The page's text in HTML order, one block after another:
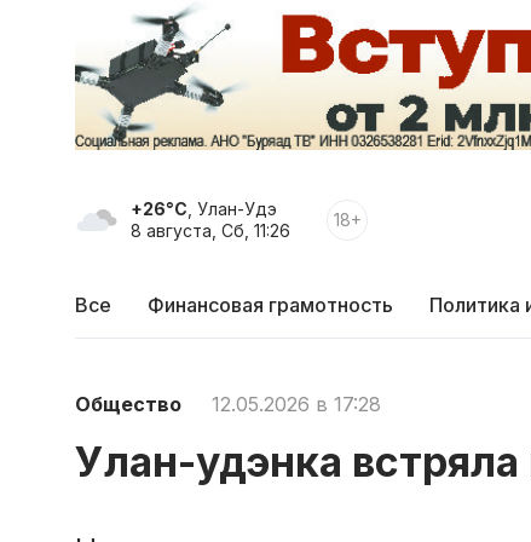
+26°C , Улан-Удэ
8 августа, Сб, 11:26
18+
Все Финансовая грамотность Политика
Общество 12.05.2026 в 17:28
Улан-удэнка встряла